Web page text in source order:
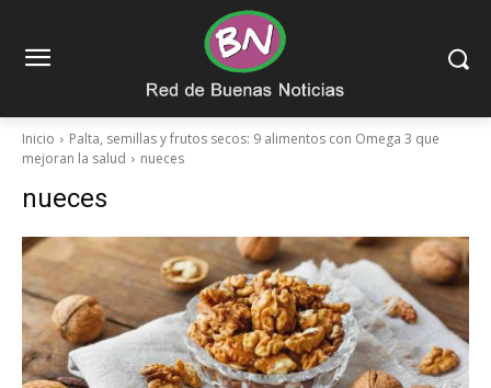
Inicio
Palta, semillas y frutos secos: 9 alimentos con Omega 3 que
mejoran la salud
nueces
nueces